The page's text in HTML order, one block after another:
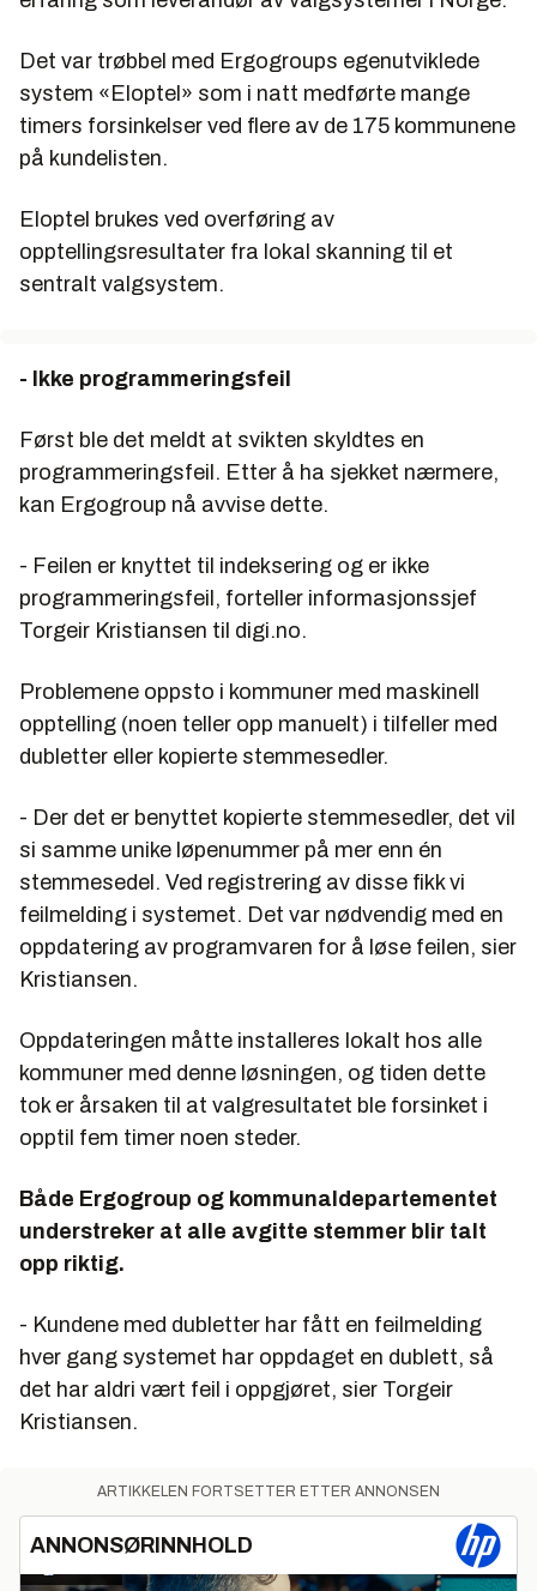
Det var trøbbel med Ergogroups egenutviklede
system «Eloptel» som i natt medførte mange
timers forsinkelser ved flere av de 175 kommunene
på kundelisten.
Eloptel brukes ved overføring av
opptellingsresultater fra lokal skanning til et
sentralt valgsystem.
- Ikke programmeringsfeil
Først ble det meldt at svikten skyldtes en
programmeringsfeil. Etter å ha sjekket nærmere,
kan Ergogroup nå avvise dette.
- Feilen er knyttet til indeksering og er ikke
programmeringsfeil, forteller informasjonssjef
Torgeir Kristiansen til digi.no.
Problemene oppsto i kommuner med maskinell
opptelling (noen teller opp manuelt) i tilfeller med
dubletter eller kopierte stemmesedler.
- Der det er benyttet kopierte stemmesedler, det vil
si samme unike løpenummer på mer enn én
stemmesedel. Ved registrering av disse fikk vi
feilmelding i systemet. Det var nødvendig med en
oppdatering av programvaren for å løse feilen, sier
Kristiansen.
Oppdateringen måtte installeres lokalt hos alle
kommuner med denne løsningen, og tiden dette
tok er årsaken til at valgresultatet ble forsinket i
opptil fem timer noen steder.
Både Ergogroup og kommunaldepartementet
understreker at alle avgitte stemmer blir talt
opp riktig.
- Kundene med dubletter har fått en feilmelding
hver gang systemet har oppdaget en dublett, så
det har aldri vært feil i oppgjøret, sier Torgeir
Kristiansen.
ARTIKKELEN FORTSETTER ETTER ANNONSEN
ANNONSØRINNHOLD